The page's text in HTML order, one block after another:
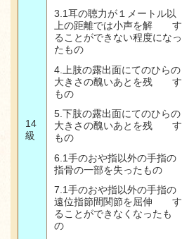
14
級
3.1耳の聴力が１メートル以
上の距離では小声を解 す
ることができない程度になっ
たもの
4.
上肢の露出面にてのひらの
大きさの醜いあとを残 す
もの
5. 下肢の露出面にてのひらの
大きさの醜いあとを残 す
もの
6.1手のおや指以外の手指の
指骨の一部を失ったもの
7.1手のおや指以外の手指の
遠位指節間関節を屈伸 す
ることができなくなったも
の